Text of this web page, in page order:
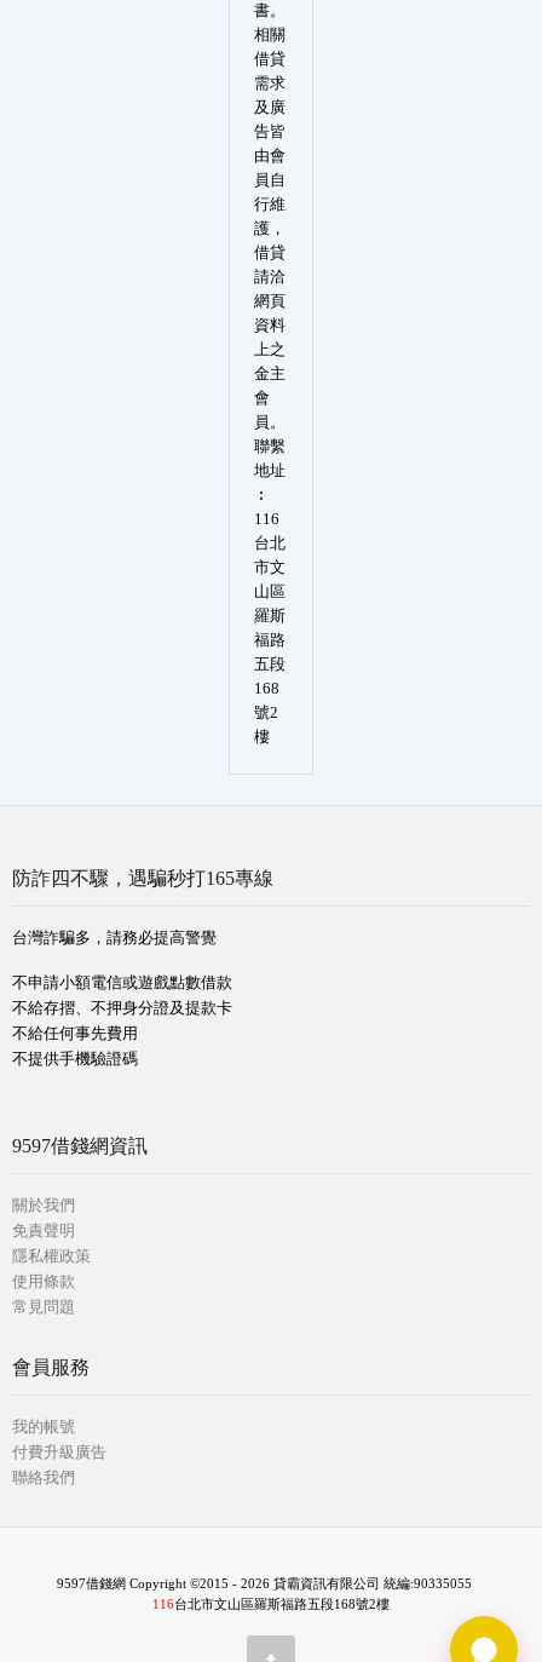
書。
相關
借貸
需求
及廣
告皆
由會
員自
行維
護，
借貸
請洽
網頁
資料
上之
金主
會
員。
聯繫
地址
︰
116
台北
市文
山區
羅斯
福路
五段
168
號2
樓
防詐四不驟，遇騙秒打165專線
台灣詐騙多，請務必提高警覺
不申請小額電信或遊戲點數借款
不給存摺、不押身分證及提款卡
不給任何事先費用
不提供手機驗證碼
9597借錢網資訊
關於我們
免責聲明
隱私權政策
使用條款
常見問題
會員服務
我的帳號
付費升級廣告
聯絡我們
9597借錢網 Copyright ©2015 - 2026 貸霸資訊有限公司 統編:90335055
116台北市文山區羅斯福路五段168號2樓